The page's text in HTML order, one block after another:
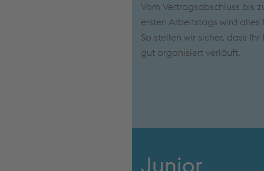
Vom Vertragsabschluss bis
ersten Arbeitstags wird
So stellen wir sicher, dass
gut organisiert verläuft.
Junior